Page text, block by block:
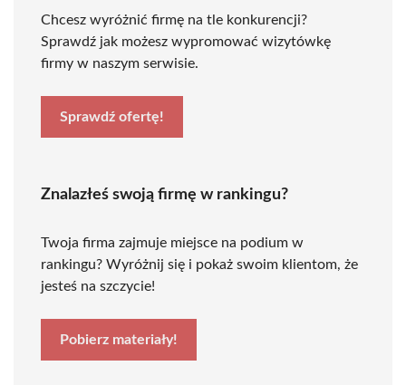
Chcesz wyróżnić firmę na tle konkurencji?
Sprawdź jak możesz wypromować wizytówkę
firmy w naszym serwisie.
Sprawdź ofertę!
Znalazłeś swoją firmę w rankingu?
Twoja firma zajmuje miejsce na podium w
rankingu? Wyróżnij się i pokaż swoim klientom, że
jesteś na szczycie!
Pobierz materiały!